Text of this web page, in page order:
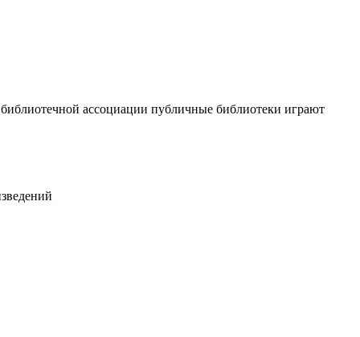
ассоциации публичные библиотеки играют